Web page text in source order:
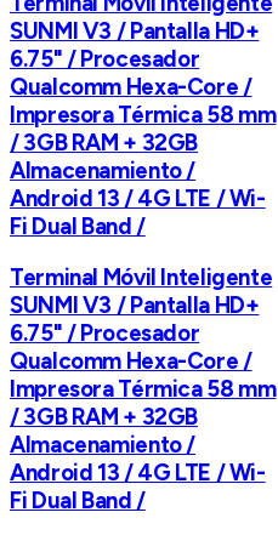
SUNMI V3 / Pantalla HD+
6.75" / Procesador
Qualcomm Hexa-Core /
Impresora Térmica 58 mm
/ 3GB RAM + 32GB
Almacenamiento /
Android 13 / 4G LTE / Wi-
Fi Dual Band /
Terminal Móvil Inteligente
SUNMI V3 / Pantalla HD+
6.75" / Procesador
Qualcomm Hexa-Core /
Impresora Térmica 58 mm
/ 3GB RAM + 32GB
Almacenamiento /
Android 13 / 4G LTE / Wi-
Fi Dual Band /